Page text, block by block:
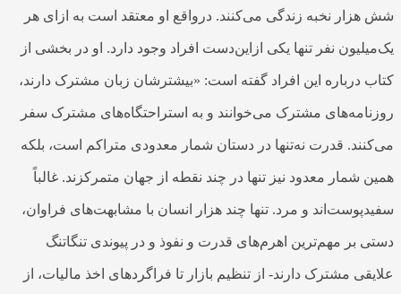
شش هزار نخبه زندگی می‌کنند. درواقع او معتقد است به ازای هر
یک‌میلیون نفر تنها یکی ازاین‌دست افراد وجود دارد. او در بخشی از
کتاب درباره این افراد گفته است:‌ «بیشترشان زبان مشترک دارند،
روزنامه‌های مشترک می‌خوانند و به استراحتگاه‌های مشترک سفر
می‌کنند. قدرت نه‌تنها در دستان شمار معدودی متراکم است، بلکه
همین شمار معدود نیز تنها در چند نقطه از جهان متمرکزند. غالباً
سفیدپوست‌اند و مرد. تنها چند هزار انسان با مشابهت‌های فراوان،
دستی بر مهم‌ترین اهرم‌های قدرت و نفوذ و در پیوندی تنگاتنگ
علایقی مشترک دارند- از تنظیم بازار تا فراگردهای اخذ مالیات، از